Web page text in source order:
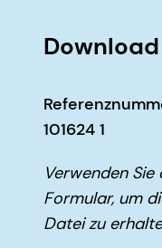
101624 1
Verwenden
Formular, um
Datei zu